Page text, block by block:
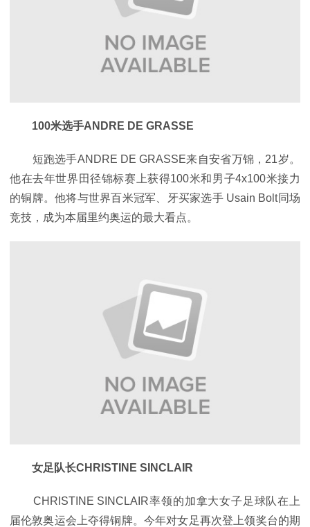
100米选手ANDRE DE GRASSE
短跑选手ANDRE DE GRASSE来自安省万锦，21岁。
他在去年世界田径锦标赛上获得100米和男子4x100米接力
的铜牌。他将与世界百米冠军、牙买家选手 Usain Bolt同场
竞技，成为本届里约奥运的最大看点。
女足队长CHRISTINE SINCLAIR
CHRISTINE SINCLAIR率领的加拿大女子足球队在上
届伦敦奥运会上夺得铜牌。今年对女足再次登上领奖台的期